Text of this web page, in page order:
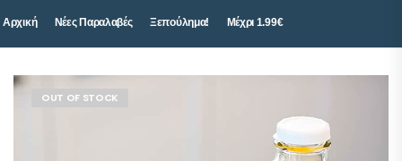
Αρχική Νέες Παραλαβές Ξεπούλημα! Μέχρι 1.99€
OUT OF STOCK